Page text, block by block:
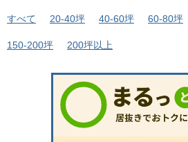
すべて 20-40坪 40-60坪 60-80坪
150-200坪 200坪以上